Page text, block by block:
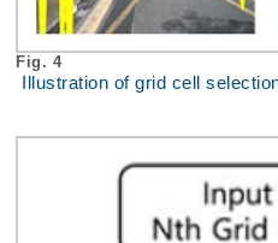
Fig. 4
Illustration of grid cell